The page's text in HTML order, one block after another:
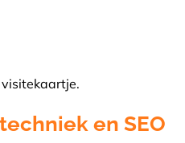
en SEO